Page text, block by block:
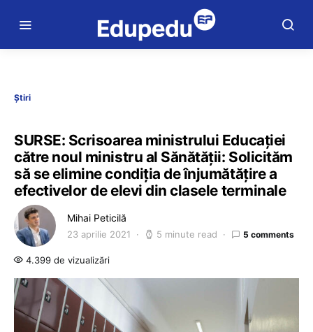
Știri
SURSE: Scrisoarea ministrului Educației
către noul ministru al Sănătății: Solicităm
să se elimine condiția de înjumătățire a
efectivelor de elevi din clasele terminale
Mihai Peticilă
23 aprilie 2021 5 minute read 5 comments
4.399 de vizualizări